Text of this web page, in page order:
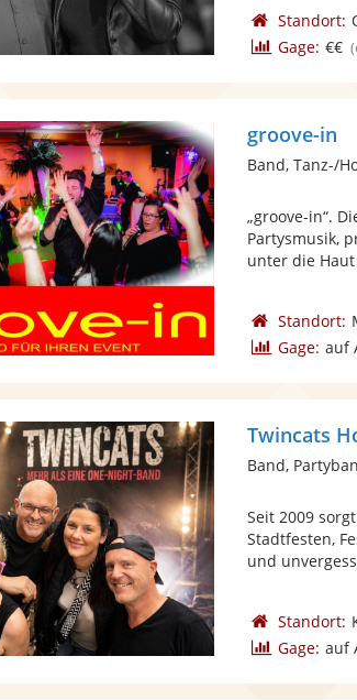
Standort:
Gage: €€
groove-in
Band, Tanz-/
„groove-in“.
Partysmusik,
unter die Haut
Standort:
Gage: auf
Twincats
Band,
Seit 2009
Stadtfesten,
und
Standort:
Gage: auf